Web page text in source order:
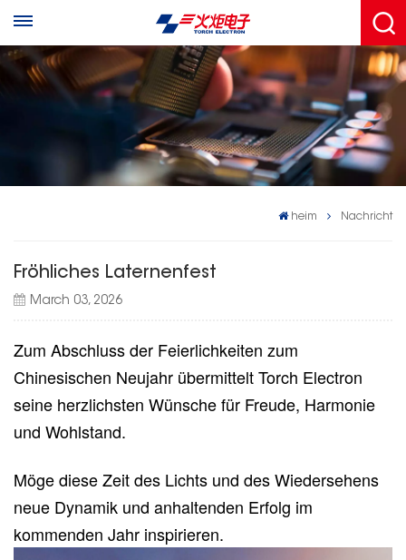
heim Nachricht
Fröhliches Laternenfest
March 03, 2026
Zum Abschluss der Feierlichkeiten zum
Chinesischen Neujahr übermittelt Torch Electron
seine herzlichsten Wünsche für Freude, Harmonie
und Wohlstand.
Möge diese Zeit des Lichts und des Wiedersehens
neue Dynamik und anhaltenden Erfolg im
kommenden Jahr inspirieren.